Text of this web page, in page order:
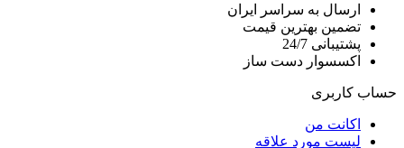
ارسال به سراسر ایران
تضمین بهترین قیمت
پشتیبانی 24/7
اکسسوار دست ساز
حساب کاربری
اکانت من
لیست مورد علاقه